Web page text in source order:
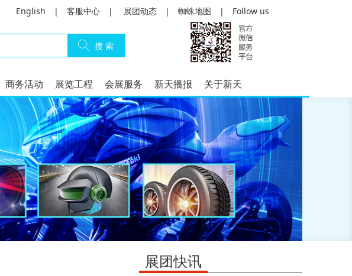
English | 客服中心 | 展团动态 | 蜘蛛地图 | Follow us
商务活动 展览工程 会展服务 新天播报 关于新天
展团快讯